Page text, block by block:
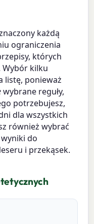
każdą
ograniczenia
których
kilku
listę, ponieważ
wybrane reguły,
potrzebujesz,
dla wszystkich
również wybrać
do
i przekąsek.